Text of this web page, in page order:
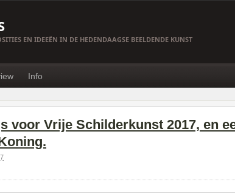
EN IDEEËN IN DE HEDENDAAGSE BEELDENDE KUNST
Info
voor Vrije Schilderkunst 2017, en